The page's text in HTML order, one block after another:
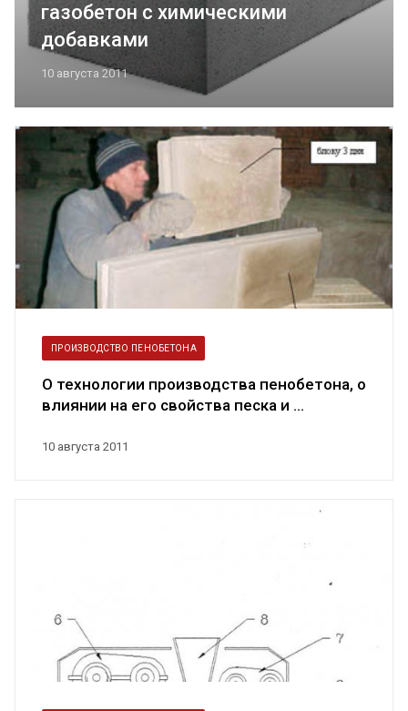
газобетон с химическими
добавками
10 августа 2011
10 августа 2011
ПРОИЗВОДСТВО ПЕНОБЕТОНА
О технологии производства пенобетона, о
влиянии на его свойства песка и ...